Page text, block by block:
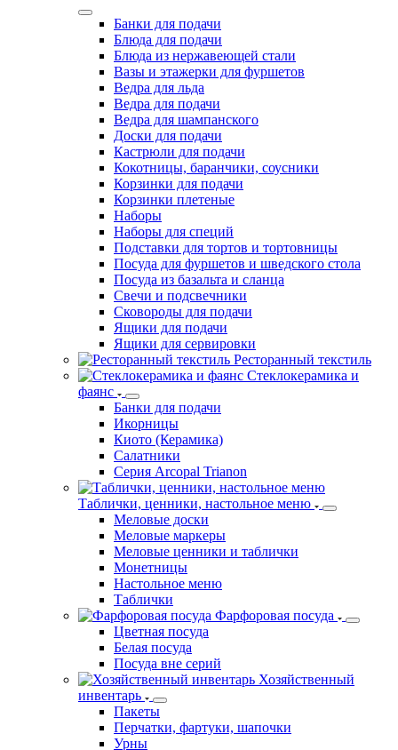
Банки для подачи
Блюда для подачи
Блюда из нержавеющей стали
Вазы и этажерки для фуршетов
Ведра для льда
Ведра для подачи
Ведра для шампанского
Доски для подачи
Кастрюли для подачи
Кокотницы, баранчики, соусники
Корзинки для подачи
Корзинки плетеные
Наборы
Наборы для специй
Подставки для тортов и тортовницы
Посуда для фуршетов и шведского стола
Посуда из базальта и сланца
Свечи и подсвечники
Сковороды для подачи
Ящики для подачи
Ящики для сервировки
Ресторанный текстиль
Стеклокерамика и
фаянс
Банки для подачи
Икорницы
Киото (Керамика)
Салатники
Серия Arcopal Trianon
Таблички, ценники, настольное меню
Меловые доски
Меловые маркеры
Меловые ценники и таблички
Монетницы
Настольное меню
Таблички
Фарфоровая посуда
Цветная посуда
Белая посуда
Посуда вне серий
Хозяйственный
инвентарь
Пакеты
Перчатки, фартуки, шапочки
Урны